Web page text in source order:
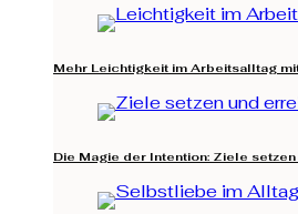
Mehr Leichtigkeit im Arbeitsalltag
Die Magie der Intention: Ziele